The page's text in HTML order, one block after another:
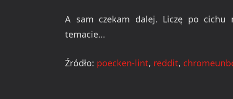
A sam czekam dalej. Liczę po cichu
temacie…
Źródło: poecken-lint, reddit,